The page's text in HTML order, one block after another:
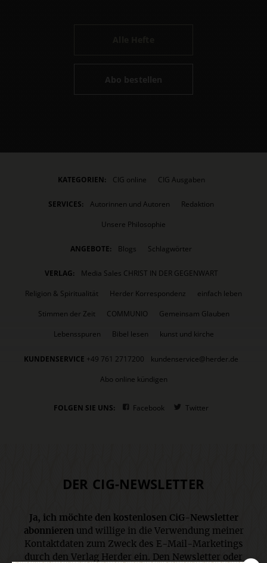
Abo bestellen
KATEGORIEN: CIG online CIG Ausgaben
SERVICES: Autorinnen und Autoren
Redaktion
Unsere Philosophie
ANGEBOTE: Blogs Schlagwörter
VERLAG:
Media Sales CHRIST IN DER GEGENWART
Religion & Spiritualität
Herder Korrespondenz
einfach leben
Stimmen der Zeit
COMMUNIO
Gemeinsam Glauben
Lebensspuren
Bibel lesen kunst und kirche
KUNDENSERVICE +49 761 2717200
kundenservice@herder.de
Abo online kündigen
FOLGEN SIE UNS: Facebook Twitter
DER CIG-NEWSLETTER
Ja, ich möchte den kostenlosen CiG-Newsletter
abonnieren und willige in die Verwendung meiner
Kontaktdaten zum Zweck des E-Mail-Marketings
durch den Verlag Herder ein. Den Newsletter oder